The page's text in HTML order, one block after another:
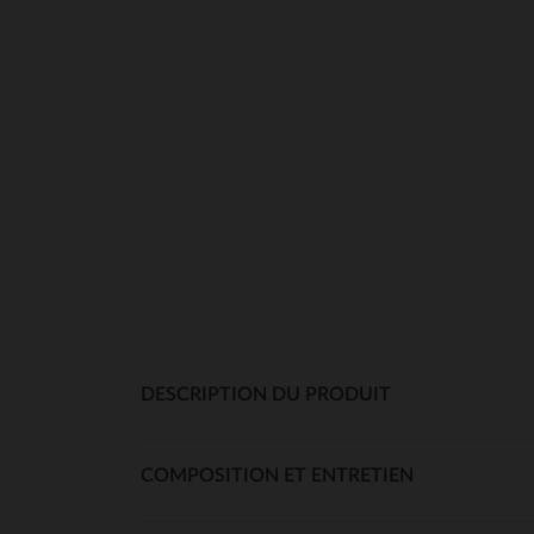
DESCRIPTION DU PRODUIT
COMPOSITION ET ENTRETIEN